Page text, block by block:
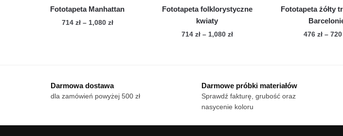
Fototapeta Manhattan
714 zł – 1,080 złZakres
wariantów.
Opcje
wybrać
Fototapeta folklorystyczne
kwiaty
714 zł – 1,080 złZakres
1,080 zł
wiele
wariantów.
Opcje
można
Fototapeta żółty
476zł –
Darmowa dostawa
dla zamówień powyżej 500 zł
Darmowe próbki materiałów
Sprawdź fakturę, grubość oraz
nasycenie koloru